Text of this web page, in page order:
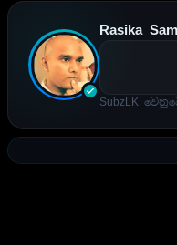
Rasika
SubzLK